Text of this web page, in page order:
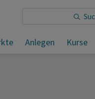
Anlegen Kurse